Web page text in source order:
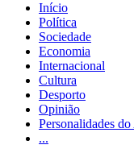
Início
Política
Sociedade
Economia
Internacional
Cultura
Desporto
Opinião
Personalidades
...